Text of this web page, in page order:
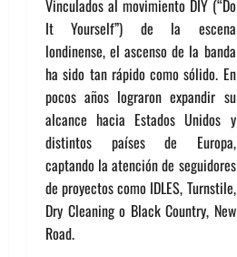
Vinculados al movimiento DIY (“Do
It Yourself”) de la escena
londinense, el ascenso de la banda
ha sido tan rápido como sólido. En
pocos años lograron expandir su
alcance hacia Estados Unidos y
distintos países de Europa,
captando la atención de seguidores
de proyectos como IDLES, Turnstile,
Dry Cleaning o Black Country, New
Road.